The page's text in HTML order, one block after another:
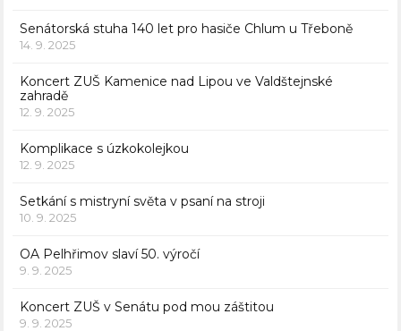
Senátorská stuha 140 let pro hasiče Chlum u Třeboně
14. 9. 2025
Koncert ZUŠ Kamenice nad Lipou ve Valdštejnské
zahradě
12. 9. 2025
Komplikace s úzkokolejkou
12. 9. 2025
Setkání s mistryní světa v psaní na stroji
10. 9. 2025
OA Pelhřimov slaví 50. výročí
9. 9. 2025
Koncert ZUŠ v Senátu pod mou záštitou
9. 9. 2025